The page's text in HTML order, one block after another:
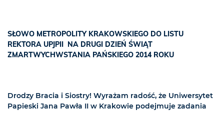
SŁOWO METROPOLITY KRAKOWSKIEGO DO LISTU
REKTORA UPJPII NA DRUGI DZIEŃ ŚWIĄT
ZMARTWYCHWSTANIA PAŃSKIEGO 2014 ROKU
Drodzy Bracia i Siostry! Wyrażam radość, że Uniwersytet
Papieski Jana Pawła II w Krakowie podejmuje zadania